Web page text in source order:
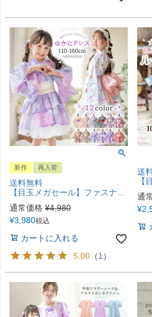
新作 再入荷
送料無料
【目玉メガセール】ファスナーで楽々！着崩れしないワンピース浴衣ドレス キッズ 女の子 和装 浴衣 一体型 ワンピース スカート 兵児帯 セット 花火柄 花柄 猫柄 紫陽花柄 キャサリンコテージ TAK
通常価格 ¥4,980
¥3,980税込
カートに入れる
5.00 （1 ）
送
【目玉メガセール
通
¥